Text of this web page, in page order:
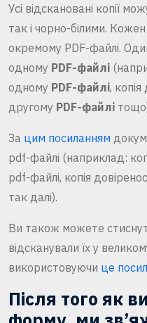
Усі відскановані копії
так і чорно-білими.
окремому PDF-файлі.
одному PDF-файлі
одному PDF-файлі, копія
другому PDF-файлі
За цим посиланням
pdf-файлі (наприклад:
pdf-файлі, копія
так далі).
Ви також можете
відсканували їх у
використовуючи це
Після того як